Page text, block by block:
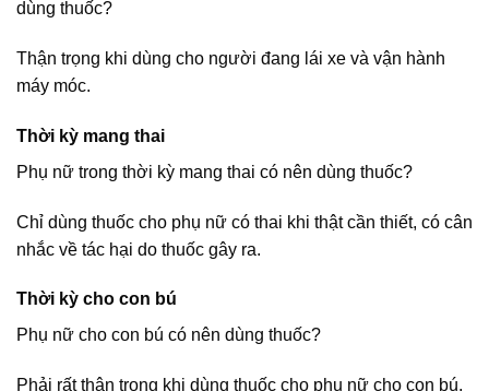
dùng thuốc?
Thận trọng khi dùng cho người đang lái xe và vận hành
máy móc.
Thời kỳ mang thai
Phụ nữ trong thời kỳ mang thai có nên dùng thuốc?
Chỉ dùng thuốc cho phụ nữ có thai khi thật cần thiết, có cân
nhắc về tác hại do thuốc gây ra.
Thời kỳ cho con bú
Phụ nữ cho con bú có nên dùng thuốc?
Phải rất thận trọng khi dùng thuốc cho phụ nữ cho con bú,